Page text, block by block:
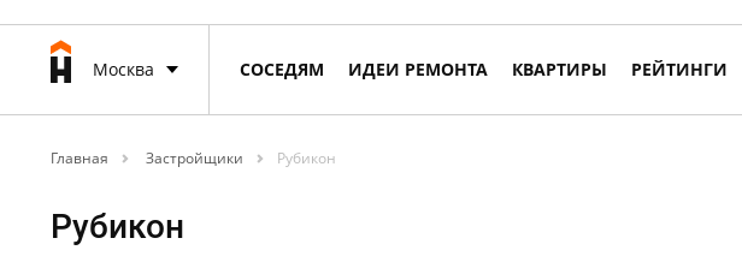
Москва СОСЕДЯМ ИДЕИ РЕМОНТА КВАРТИРЫ РЕЙТИНГИ
Главная Застройщики Рубикон
Рубикон